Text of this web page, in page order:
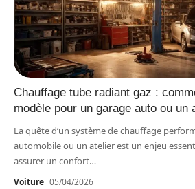
Chauffage tube radiant gaz :
modèle pour un garage auto ou un
La quête d’un système de chauffage
automobile ou un atelier est un enjeu
assurer un confort…
Voiture 05/04/2026